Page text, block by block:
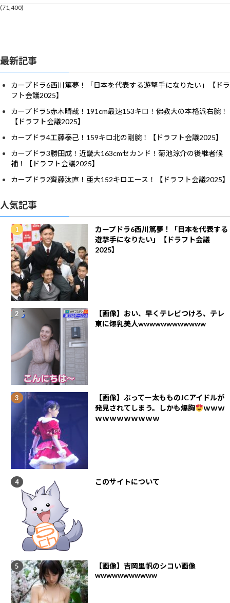
(71,400)
最新記事
カープドラ6西川篤夢！「日本を代表する遊撃手になりたい」【ドラ
フト会議2025】
カープドラ5赤木晴哉！191cm最速153キロ！佛教大の本格派右腕！
【ドラフト会議2025】
カープドラ4工藤泰己！159キロ北の剛腕！【ドラフト会議2025】
カープドラ3勝田成！近畿大163cmセカンド！菊池涼介の後継者候
補！【ドラフト会議2025】
カープドラ2齊藤汰直！亜大152キロエース！【ドラフト会議2025】
人気記事
カープドラ6西川篤夢！「日本を代表する
遊撃手になりたい」【ドラフト会議
2025】
【画像】おい、早くテレビつけろ、テレ
東に爆乳美人wwwwwwwwwwww
【画像】ぶってー太もものJCアイドルが
発見されてしまう。しかも爆胸
ｗｗｗ
ｗｗｗｗｗｗｗｗｗ
このサイトについて
【画像】吉岡里帆のシコい画像
wwwwwwwwwww